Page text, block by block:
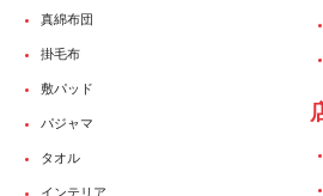
真綿布団
掛毛布
敷パッド
パジャマ
タオル
インテリア